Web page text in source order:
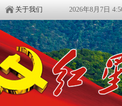
关于我们 2026年8月7日